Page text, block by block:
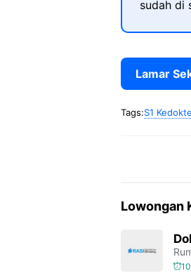
sudah di
Lamar
Tags:S1
Lowongan